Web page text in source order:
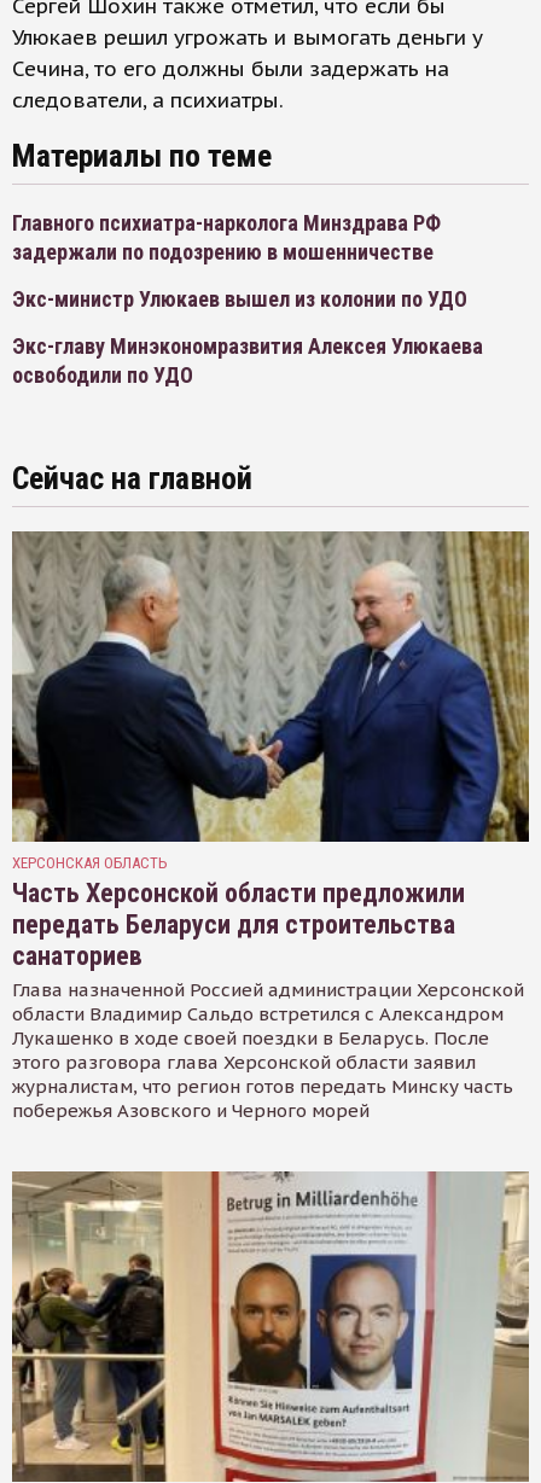
Сергей Шохин также отметил, что если бы
Улюкаев решил угрожать и вымогать деньги у
Сечина, то его должны были задержать на
следователи, а психиатры.
Материалы по теме
Главного психиатра-нарколога Минздрава РФ
задержали по подозрению в мошенничестве
Экс-министр Улюкаев вышел из колонии по УДО
Экс-главу Минэкономразвития Алексея Улюкаева
освободили по УДО
Сейчас на главной
ХЕРСОНСКАЯ ОБЛАСТЬ
Часть Херсонской области предложили
передать Беларуси для строительства
санаториев
Глава назначенной Россией администрации Херсонской
области Владимир Сальдо встретился с Александром
Лукашенко в ходе своей поездки в Беларусь. После
этого разговора глава Херсонской области заявил
журналистам, что регион готов передать Минску часть
побережья Азовского и Черного морей